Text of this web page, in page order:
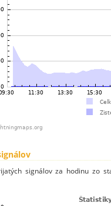
signálov za hodinu zo